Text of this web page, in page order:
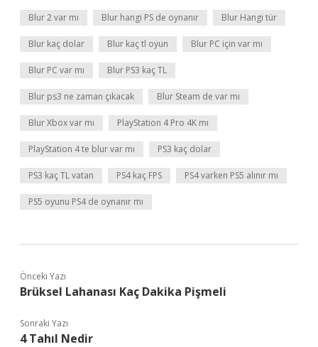
Blur 2 var mı Blur hangi PS de oynanır Blur Hangi tür
Blur kaç dolar Blur kaç tl oyun Blur PC için var mı
Blur PC var mı Blur PS3 kaç TL
Blur ps3 ne zaman çıkacak Blur Steam de var mı
Blur Xbox var mı PlayStation 4 Pro 4K mı
PlayStation 4 te blur var mı PS3 kaç dolar
PS3 kaç TL vatan PS4 kaç FPS PS4 varken PS5 alınır mı
PS5 oyunu PS4 de oynanır mı
Önceki Yazı
Brüksel Lahanası Kaç Dakika Pişmeli
Sonraki Yazı
4 Tahıl Nedir